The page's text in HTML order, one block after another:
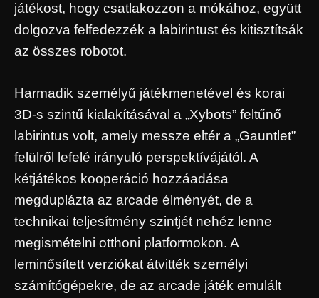
játékost, hogy csatlakozzon a mókához, együtt
dolgozva felfedezzék a labirintust és kitisztítsák
az összes robotot.
Harmadik személyű játékmenetével és korai
3D-s szintű kialakításával a „Xybots” feltűnő
labirintus volt, amely messze eltér a „Gauntlet”
felülről lefelé irányuló perspektívájától. A
kétjátékos kooperáció hozzáadása
megduplázta az arcade élményét, de a
technikai teljesítmény szintjét nehéz lenne
megismételni otthoni platformokon. A
leminősített verziókat átvitték személyi
számítógépekre, de az arcade játék emulált